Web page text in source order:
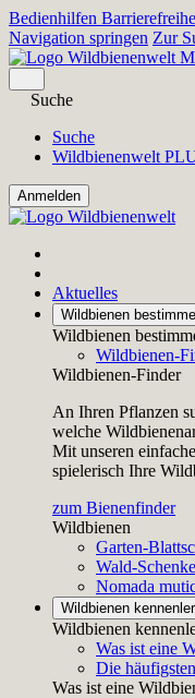
Bedienhilfen
Navigation springen Zur
Suche
Suche
Wildbienenwelt
Aktuelles
Wildbienen
Wildbienen
Wildbienen-
Wildbienen-Finder
An Ihren Pflanzen
welche
Mit unseren
spielerisch Ihre
zum Bienenfinder
Wildbienen
Garten-
Wald-
Nomada
Wildbienen
Wildbienen
Was ist eine
Die
Was ist eine